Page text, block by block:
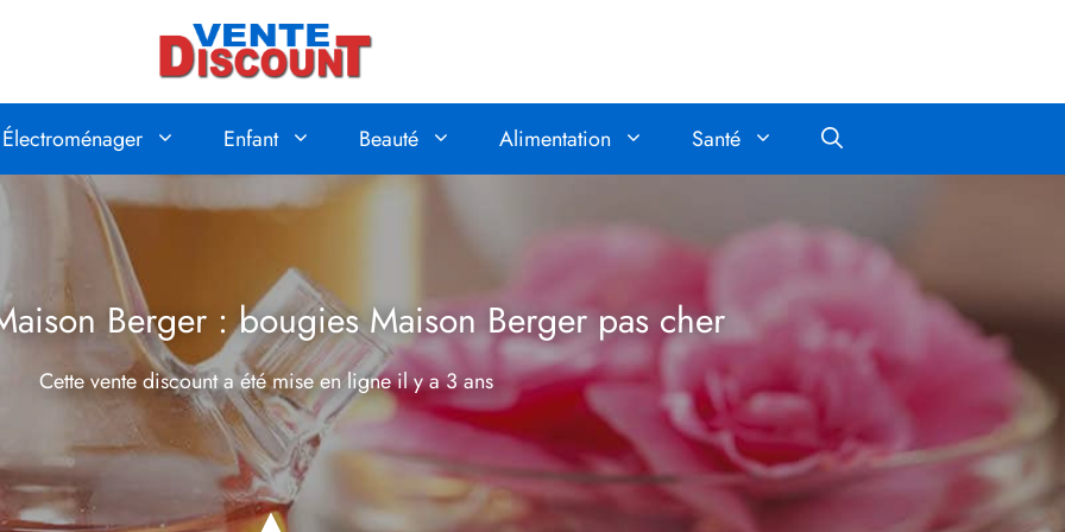
Électroménager Enfant Beauté Alimentation Santé
Berger : bougies Maison Berger pas cher
Cette vente discount a été mise en ligneil y a 3 ans